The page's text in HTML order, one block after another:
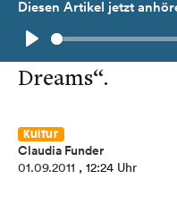
Diesen Artikel jetzt
Play
Als Top-Act
Nordtiroler
Dreams“.
Kultur
Claudia Funder
01.09.2011 , 12:24 Uhr